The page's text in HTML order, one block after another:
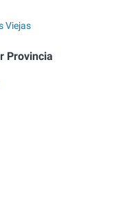
Viejas
Provincia